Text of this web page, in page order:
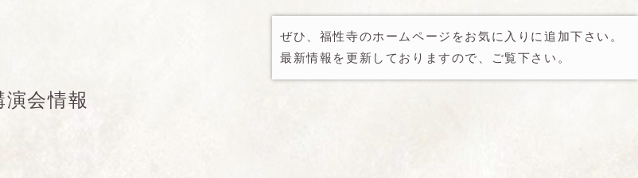
会情報
ぜひ、福性寺のホームページをお気に入りに追加下さい。
最新情報を更新しておりますので、ご覧下さい。